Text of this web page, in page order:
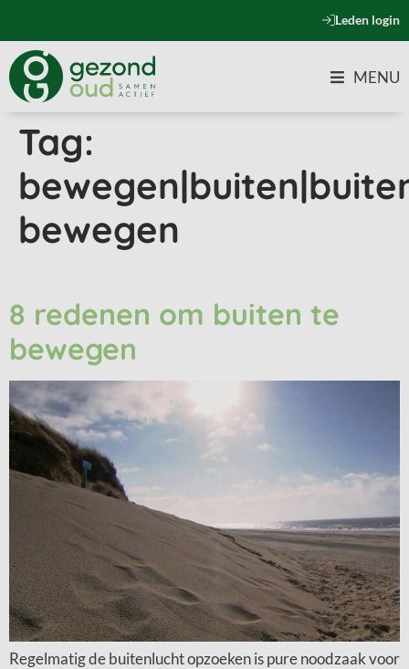
Leden login
MENU
Tag:
bewegen
8 redenen om buiten te
bewegen
Regelmatig de buitenlucht opzoeken is pure noodzaak voor